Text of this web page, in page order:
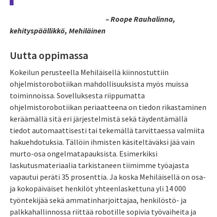
– Roope Rauhalinna,
kehityspäällikkö, Mehiläinen
Uutta oppimassa
Kokeilun perusteella Mehiläisellä kiinnostuttiin
ohjelmistorobotiikan mahdollisuuksista myös muissa
toiminnoissa. Sovelluksesta riippumatta
ohjelmistorobotiikan periaatteena on tiedon rikastaminen
keräämällä sitä eri järjestelmistä sekä täydentämällä
tiedot automaattisesti tai tekemällä tarvittaessa valmiita
hakuehdotuksia. Tällöin ihmisten käsiteltäväksi jää vain
murto-osa ongelmatapauksista. Esimerkiksi
laskutusmateriaalia tarkistaneen tiimimme työajasta
vapautui peräti 35 prosenttia. Ja koska Mehiläisellä on osa-
ja kokopäiväiset henkilöt yhteenlaskettuna yli 14 000
työntekijää sekä ammatinharjoittajaa, henkilöstö- ja
palkkahallinnossa riittää robotille sopivia työvaiheita ja